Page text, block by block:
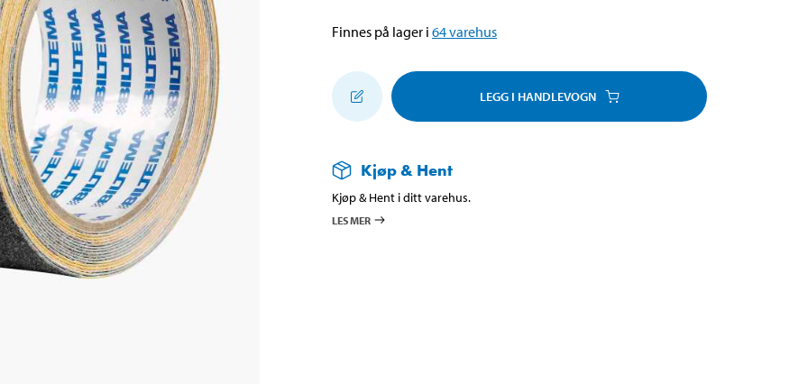
Finnes på lager i 64varehus
LEGG I HANDLEVOGN
Kjøp & Hent
Kjøp & Hent i ditt varehus.
LES MER